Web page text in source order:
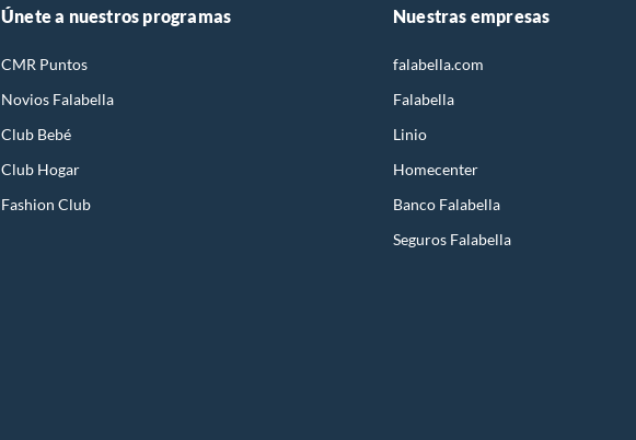
Únete a nuestros programas
CMR Puntos
Novios Falabella
Club Bebé
Club Hogar
Fashion Club
Nuestras empresas
falabella.com
Falabella
Linio
Homecenter
Banco Falabella
Seguros Falabella